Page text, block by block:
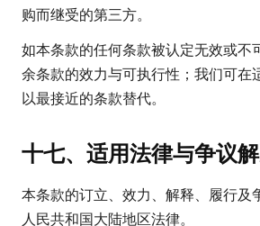
购而继受的第三方。
如本条款的任何条款被认定无效或不
余条款的效力与可执行性；我们可在
以最接近的条款替代。
十七、适用法律与争议
本条款的订立、效力、解释、履行及
人民共和国大陆地区法律。